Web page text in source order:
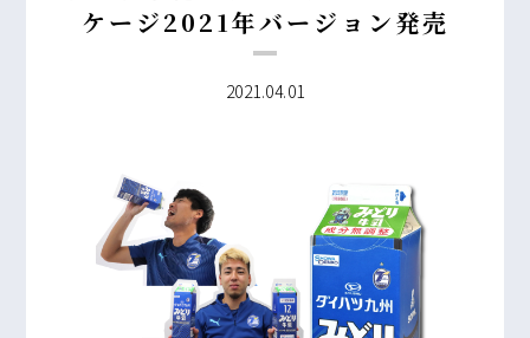
ケージ2021年バージョン発売
2021.04.01